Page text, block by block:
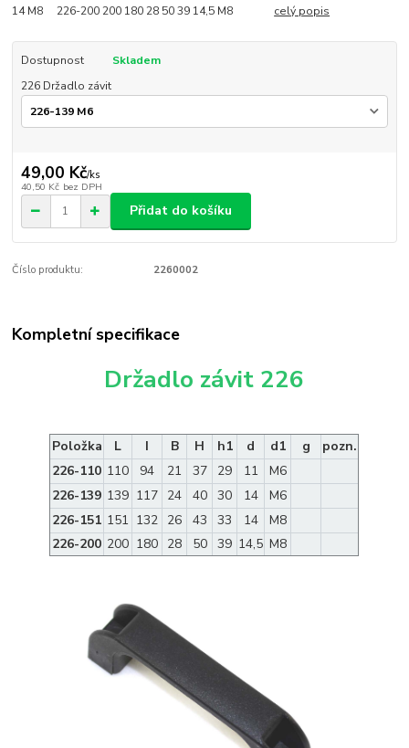
14 M8 226-200 200 180 28 50 39 14,5 M8 celý popis
Dostupnost
Skladem
226 Držadlo závit
49,00 Kč/ks
40,50 Kč bez DPH
Přidat do košíku
Číslo produktu: 2260002
Kompletní specifikace
Držadlo závit 226
Položka L I B H h1 d d1 g
pozn.
226-110 110 94 21 37 29 11
M6
226-139 139 117 24 40 30 14
M6
226-151 151 132 26 43 33 14
M8
226-200 200 180 28 50 39 14,5 M8